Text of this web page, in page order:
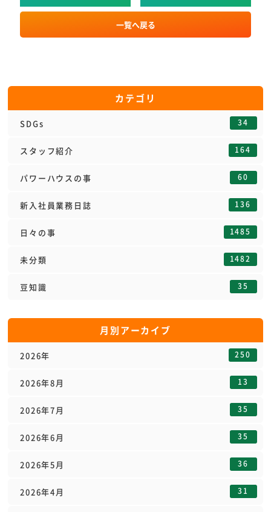
一覧へ戻る
カテゴリ
SDGs 34
スタッフ紹介 164
パワーハウスの事 60
新入社員業務日誌 136
日々の事 1485
未分類 1482
豆知識 35
月別アーカイブ
2026年 250
2026年8月 13
2026年7月 35
2026年6月 35
2026年5月 36
2026年4月 31